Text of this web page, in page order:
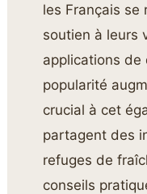
les Français se
soutien à leurs
applications de
popularité
crucial à cet
partagent des
refuges de
conseils